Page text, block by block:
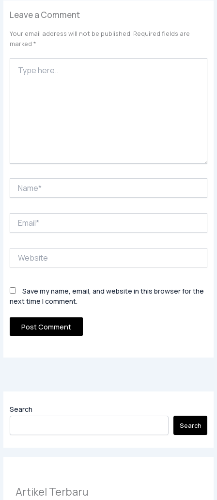
Search
Search
Artikel Terbaru
Leave a Comment
Your email address will not be published. Required fields are
marked *
here..
Save my name, email, and website in this browser for the
next time I comment.